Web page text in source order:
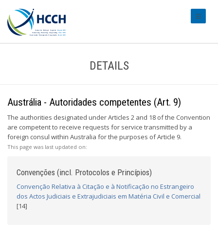
DETAILS
Austrália - Autoridades competentes (Art. 9)
The authorities designated under Articles 2 and 18 of the Convention
are competent to receive requests for service transmitted by a
foreign consul within Australia for the purposes of Article 9.
This page was last updated on:
Convenções (incl. Protocolos e Princípios)
Convenção Relativa à Citação e à Notificação no Estrangeiro
dos Actos Judiciais e Extrajudiciais em Matéria Civil e Comercial
[14]